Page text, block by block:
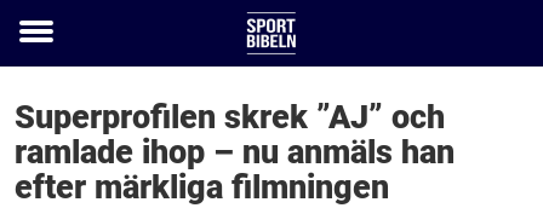
Toggle
Superprofilen skrek ”AJ” och
ramlade ihop – nu anmäls han
efter märkliga filmningen